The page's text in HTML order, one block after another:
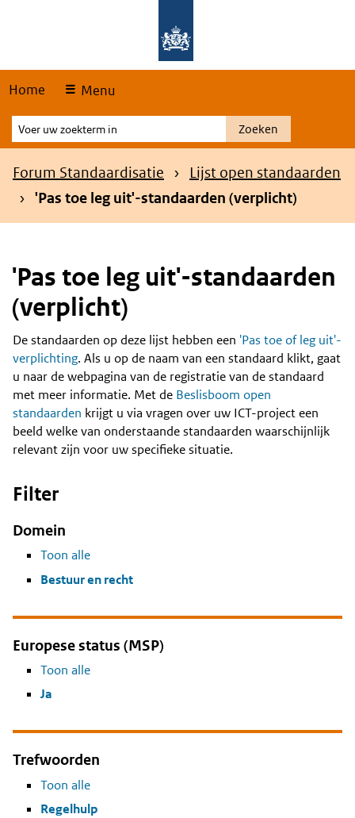
Home Menu
Voer
uw
zoekterm
Zoeken
Kruimelpad
Forum Standaardisatie
Lijst open standaarden
'Pas toe leg uit'-standaarden (verplicht)
'Pas toe leg uit'-standaarden
(verplicht)
Content
De standaarden op deze lijst hebben een 'Pas toe of leg uit'-
verplichting. Als u op de naam van een standaard klikt, gaat
u naar de webpagina van de registratie van de standaard
met meer informatie. Met de Beslisboom open
standaarden krijgt u via vragen over uw ICT-project een
beeld welke van onderstaande standaarden waarschijnlijk
relevant zijn voor uw specifieke situatie.
Filter
Domein
Toon alle
Bestuur en recht
Europese status (MSP)
Toon alle
Ja
Trefwoorden
Toon alle
Regelhulp